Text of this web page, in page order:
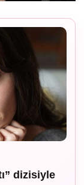
dizisiyle